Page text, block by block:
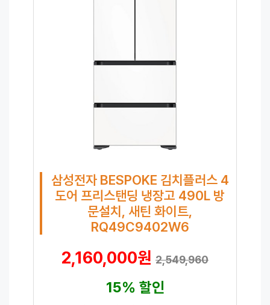
삼성전자 BESPOKE 김치플러스 4
도어 프리스탠딩 냉장고 490L 방
문설치, 새틴 화이트,
RQ49C9402W6
2,160,000원 2,549,960
15% 할인